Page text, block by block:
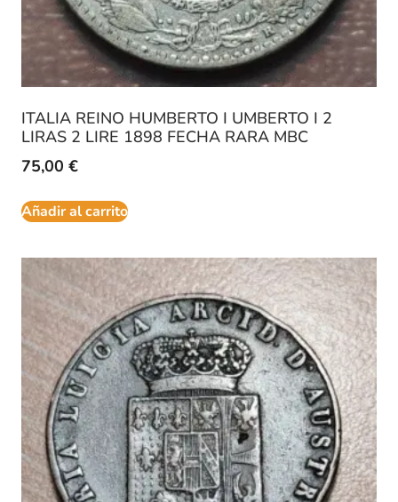
ITALIA REINO HUMBERTO I UMBERTO I 2
LIRAS 2 LIRE 1898 FECHA RARA MBC
75,00 €
Añadir al carrito